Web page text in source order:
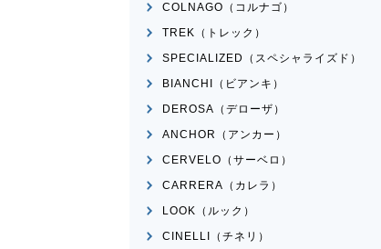
ミニベロ
DAHONMAKO 2021年モデ
ル
買取価格
¥
COLNAGO（コルナゴ）
TREK（トレック）
SPECIALIZED（スペシャライズド）
BIANCHI（ビアンキ）
DEROSA（デローザ）
ANCHOR（アンカー）
CERVELO（サーベロ）
CARRERA（カレラ）
LOOK（ルック）
CINELLI（チネリ）